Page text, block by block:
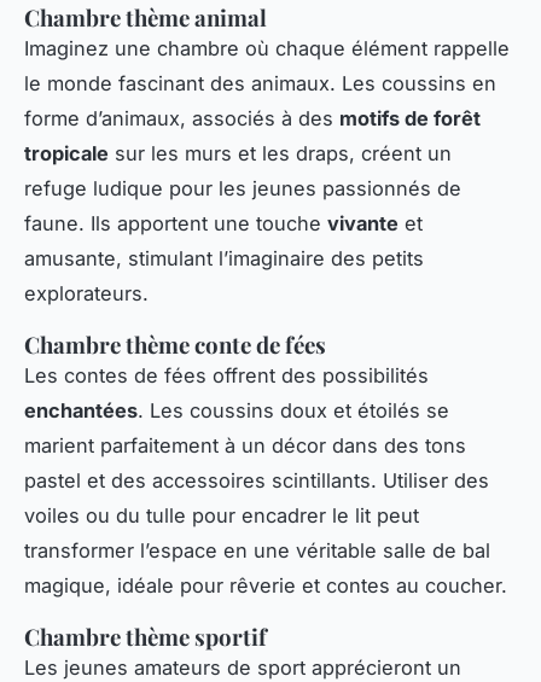
Chambre thème animal
Imaginez une chambre où chaque élément rappelle
le monde fascinant des animaux. Les coussins en
forme d’animaux, associés à des motifs de forêt
tropicale sur les murs et les draps, créent un
refuge ludique pour les jeunes passionnés de
faune. Ils apportent une touche vivante et
amusante, stimulant l’imaginaire des petits
explorateurs.
Chambre thème conte de fées
Les contes de fées offrent des possibilités
enchantées. Les coussins doux et étoilés se
marient parfaitement à un décor dans des tons
pastel et des accessoires scintillants. Utiliser des
voiles ou du tulle pour encadrer le lit peut
transformer l’espace en une véritable salle de bal
magique, idéale pour rêverie et contes au coucher.
Chambre thème sportif
Les jeunes amateurs de sport apprécieront un